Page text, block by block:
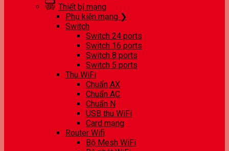
Thiết bị mạng
Phụ kiện mạng ❯
Switch
Switch 24 ports
Switch 16 ports
Switch 8 ports
Switch 5 ports
Thu WiFi
Chuẩn AX
Chuẩn AC
Chuẩn N
USB thu WiFi
Card mạng
Router Wifi
Bộ Mesh WiFi